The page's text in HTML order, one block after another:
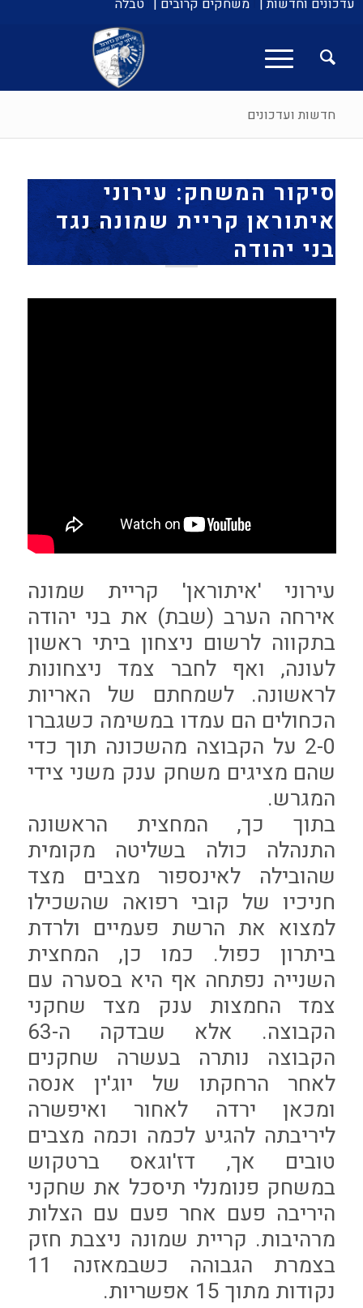
עדכונים וחדשות | משחקים קרובים | טבלה
חדשות ועדכונים
סיקור המשחק: עירוני
איתוראן קריית שמונה נגד
בני יהודה
עירוני 'איתוראן' קריית שמונה
אירחה הערב (שבת) את בני יהודה
בתקווה לרשום ניצחון ביתי ראשון
לעונה, ואף לחבר צמד ניצחונות
לראשונה. לשמחתם של האריות
הכחולים הם עמדו במשימה כשגברו
2-0 על הקבוצה מהשכונה תוך כדי
שהם מציגים משחק ענק משני צידי
המגרש.
בתוך כך, המחצית הראשונה
התנהלה כולה בשליטה מקומית
שהובילה לאינספור מצבים מצד
חניכיו של קובי רפואה שהשכילו
למצוא את הרשת פעמיים ולרדת
ביתרון כפול. כמו כן, המחצית
השנייה נפתחה אף היא בסערה עם
צמד החמצות ענק מצד שחקני
הקבוצה. אלא שבדקה ה-63
הקבוצה נותרה בעשרה שחקנים
לאחר הרחקתו של יוג'ין אנסה
ומכאן ירדה לאחור ואיפשרה
ליריבתה להגיע לכמה וכמה מצבים
טובים אך, דז'וגאס ברטקוש
במשחק פנומנלי תיסכל את שחקני
היריבה פעם אחר פעם עם הצלות
מרהיבות. קריית שמונה ניצבת חזק
בצמרת הגבוהה כשבמאזנה 11
נקודות מתוך 15 אפשריות.